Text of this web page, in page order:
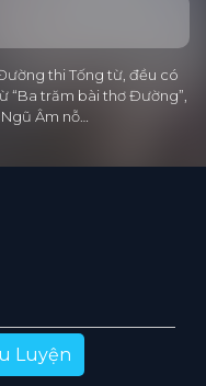
Tập 12 Tập 11
Tập 7 Tập 6
thi Tống từ, đều có
“Ba trăm bài thơ Đường”,
Âm nỗ…
Luyện